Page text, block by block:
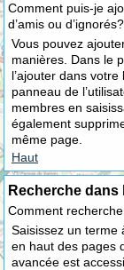
Comment puis-je
d’amis ou d’ignorés?
Vous pouvez
manières. Dans le
l’ajouter dans votre
panneau de
membres en
également
même page.
Haut
Recherche dans
Comment
Saisissez un terme
en haut des pages
avancée est